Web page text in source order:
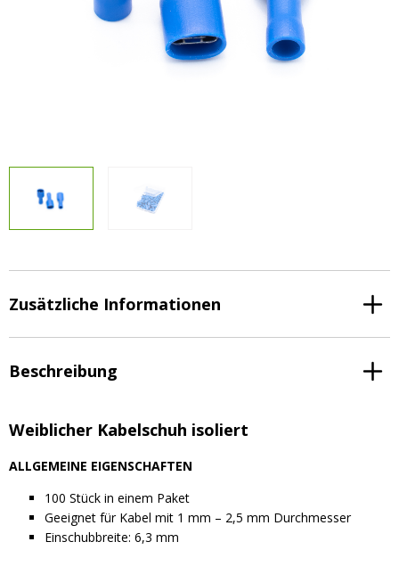
LED Beleuchtungssets
Kostenlose Lichtplanung
Agrarled Blog
info@agrarled.de
Vorteilsverpackungen
LED Beleuchtungssets
Zusätzliche Informationen
Beschreibung
Weiblicher Kabelschuh isoliert
ALLGEMEINE EIGENSCHAFTEN
100 Stück in einem Paket
Geeignet für Kabel mit 1 mm – 2,5 mm Durchmesser
Einschubbreite: 6,3 mm